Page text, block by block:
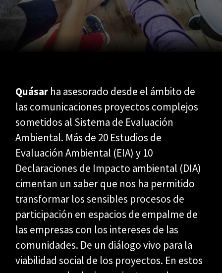
Quásarha asesorado desde el ámbito de
las comunicaciones proyectos complejos
sometidos al Sistema de Evaluación
Ambiental. Más de 20 Estudios de
Evaluación Ambiental (EIA) y 10
Declaraciones de Impacto ambiental (DIA)
cimentan un saber que nos ha permitido
transformar los sensibles procesos de
participación en espacios de empalme de
las empresas con los intereses de las
comunidades. De un diálogo vivo para la
viabilidad social de los proyectos. En estos